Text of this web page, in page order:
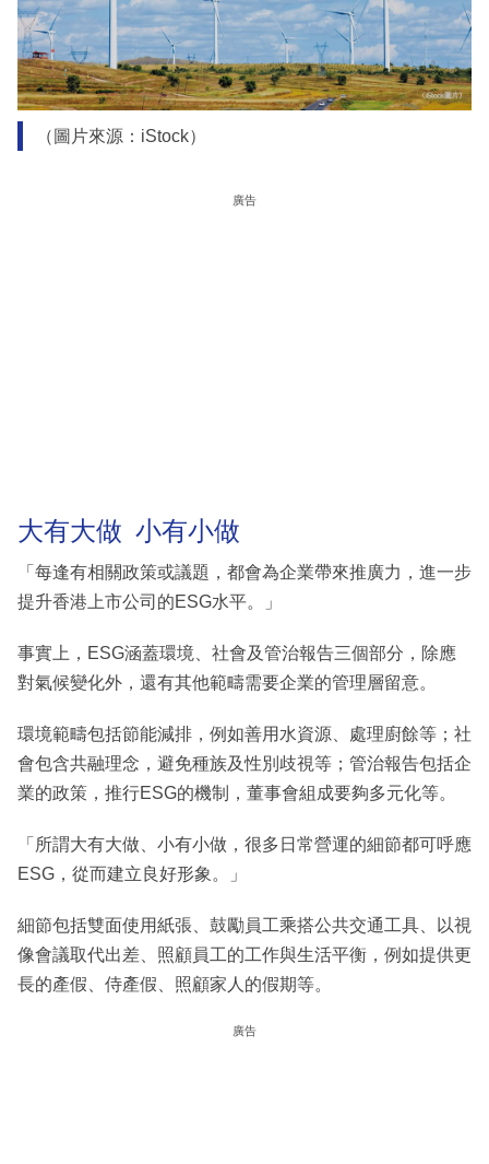
（圖片來源：iStock）
廣告
大有大做 小有小做
「每逢有相關政策或議題，都會為企業帶來推廣力，進一步
提升香港上市公司的ESG水平。」
事實上，ESG涵蓋環境、社會及管治報告三個部分，除應
對氣候變化外，還有其他範疇需要企業的管理層留意。
環境範疇包括節能減排，例如善用水資源、處理廚餘等；社
會包含共融理念，避免種族及性別歧視等；管治報告包括企
業的政策，推行ESG的機制，董事會組成要夠多元化等。
「所謂大有大做、小有小做，很多日常營運的細節都可呼應
ESG，從而建立良好形象。」
細節包括雙面使用紙張、鼓勵員工乘搭公共交通工具、以視
像會議取代出差、照顧員工的工作與生活平衡，例如提供更
長的產假、侍產假、照顧家人的假期等。
廣告